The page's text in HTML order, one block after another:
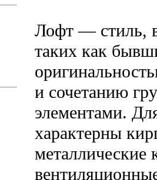
Лофт — стиль,
таких как
и сочетанию
элементами.
характерны
металлические